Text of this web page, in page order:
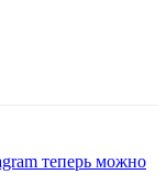
теперь можно